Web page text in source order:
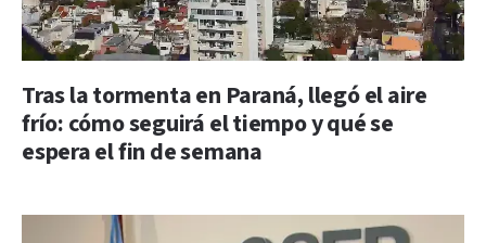
Tras la tormenta en Paraná, llegó el aire
frío: cómo seguirá el tiempo y qué se
espera el fin de semana